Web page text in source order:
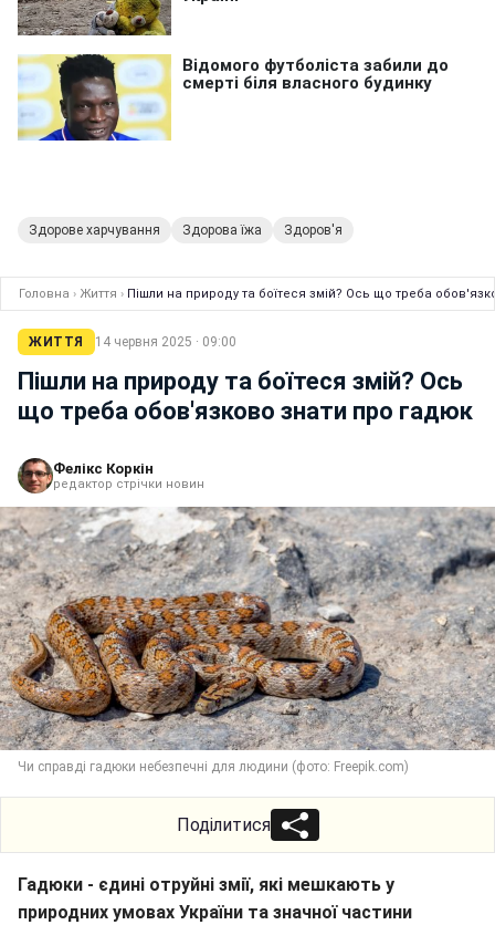
Здорове харчування Здорова їжа Здоров'я
Головна › Життя › Пішли на природу та боїтеся змій? Ось що треба
ЖИТТЯ 14 червня 2025 · 09:00
Пішли на природу та боїтеся змій? Ось
що треба обов'язково знати про гадюк
Фелікс Коркін
редактор стрічки новин
Чи справді гадюки небезпечні для людини (фото: Freepik.com)
Поділитися
Гадюки - єдині отруйні змії, які мешкають у
природних умовах України та значної частини